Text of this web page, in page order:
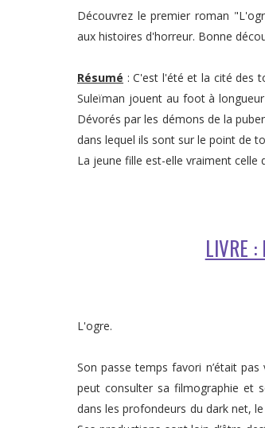
Découvrez le premier roman
aux histoires d'horreur. Bonne
Résumé : C'est l'été et la cité des
Suleïman jouent au foot à
Dévorés par les démons de la
dans lequel ils sont sur le point de
La jeune fille est-elle vraiment celle
LIVRE :
L'ogre.
Son passe temps favori n’était
peut consulter sa filmographie et
dans les profondeurs du dark net,